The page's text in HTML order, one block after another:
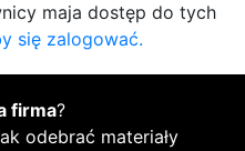
maja dostęp do tych
się zalogować.
firma?
odebrać materiały